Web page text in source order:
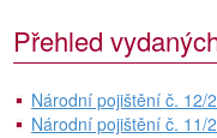
Přehled
Národní pojištění č. 12/
Národní pojištění č. 11/